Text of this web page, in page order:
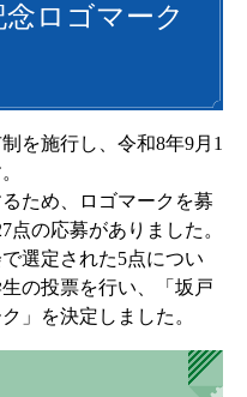
ロゴマーク
を施行し、令和8年9月1
ため、ロゴマークを募
の応募がありました。
選定された5点につい
の投票を行い、「坂戸
」を決定しました。